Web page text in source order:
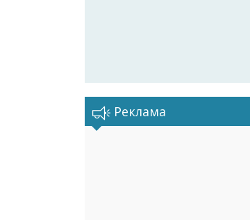
Реклама